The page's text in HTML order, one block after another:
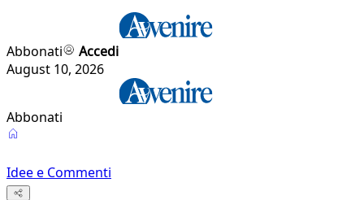
Abbonati
Accedi
August 10, 2026
Abbonati
Idee e Commenti